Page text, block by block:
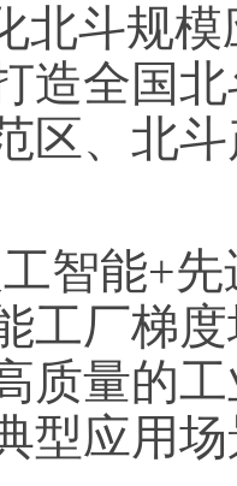
北斗规
造全国
区、北
智能+
工厂梯
质量的
型应用